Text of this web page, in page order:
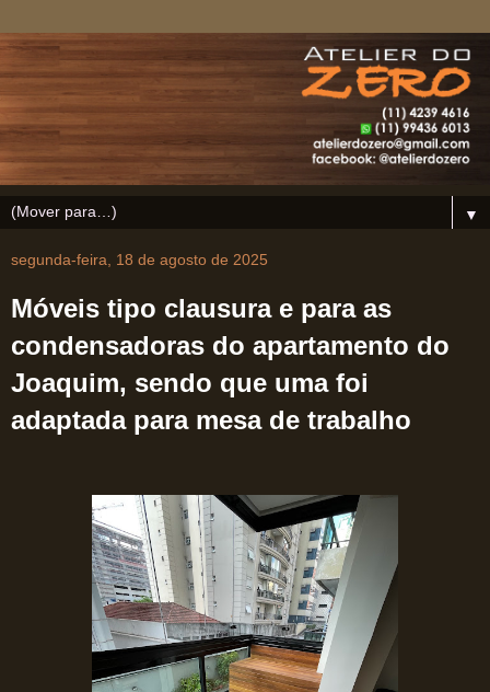
▼
segunda-feira, 18 de agosto de 2025
Móveis tipo clausura e para as
condensadoras do apartamento do
Joaquim, sendo que uma foi
adaptada para mesa de trabalho